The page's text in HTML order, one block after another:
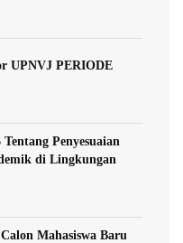
UPNVJ PERIODE
Penyesuaian
di Lingkungan
Mahasiswa Baru